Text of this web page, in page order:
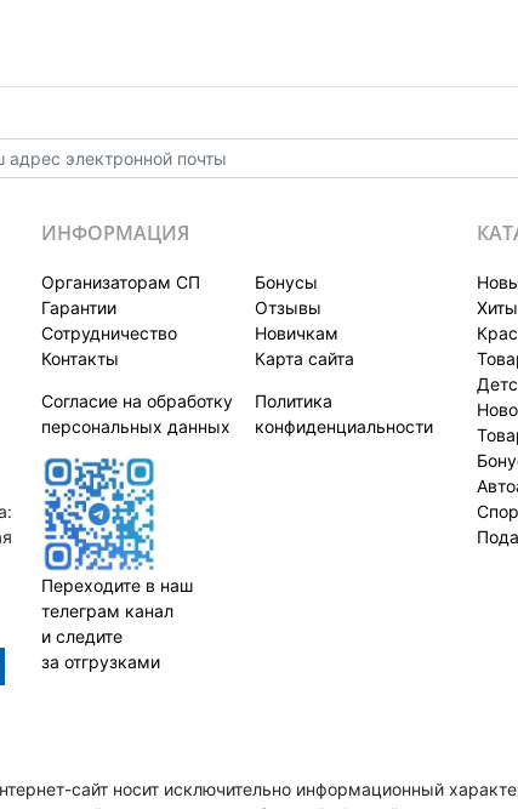
ИНФОРМАЦИЯ
Организаторам СП
Гарантии
Сотрудничество
Контакты
Бонусы
Отзывы
Новичкам
Карта сайта
Согласие на обработку
персональных данных
Политика
конфиденциальности
Переходите в наш
телеграм канал
и следите
за отгрузками
сайт носит исключительно информационный